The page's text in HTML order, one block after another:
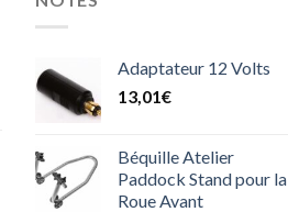
Adaptateur 12 Volts
13,01€
Béquille Atelier
Paddock Stand pour la
Roue Avant